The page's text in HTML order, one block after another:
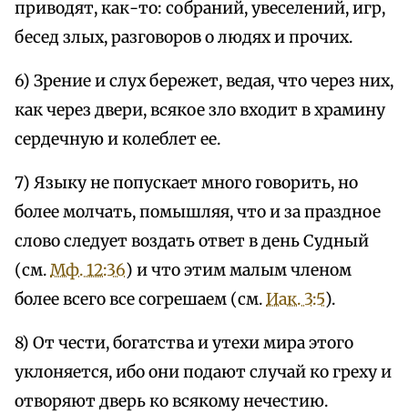
приводят, как-то: собраний, увеселений, игр,
бесед злых, разговоров о людях и прочих.
6) Зрение и слух бережет, ведая, что через них,
как через двери, всякое зло входит в храмину
сердечную и колеблет ее.
7) Языку не попускает много говорить, но
более молчать, помышляя, что и за праздное
слово следует воздать ответ в день Судный
(см.Мф. 12:36) и что этим малым членом
более всего все согрешаем (см.Иак. 3:5).
8) От чести, богатства и утехи мира этого
уклоняется, ибо они подают случай ко греху и
отворяют дверь ко всякому нечестию.